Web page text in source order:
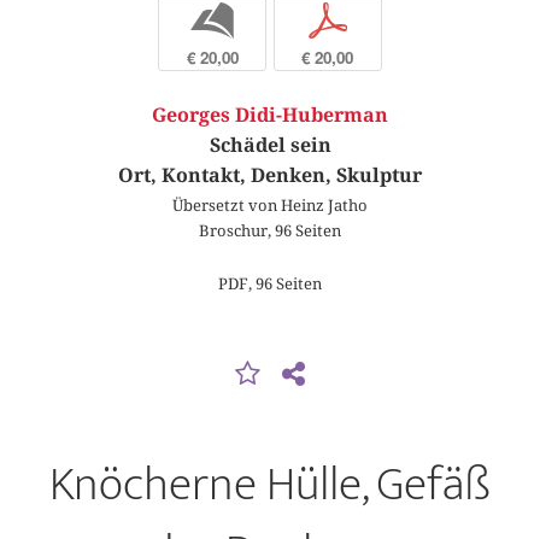
b
€ 20,00
p
€ 20,00
Georges Didi-Huberman
Schädel sein
Ort, Kontakt, Denken, Skulptur
Übersetzt von Heinz Jatho
Broschur, 96 Seiten
PDF, 96 Seiten
Knöcherne Hülle, Gefäß